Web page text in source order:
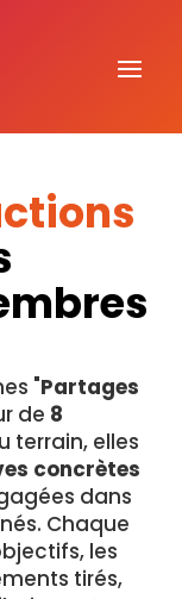
"Partages
de 8
terrain, elles
concrètes
dans
Chaque
les
tirés,